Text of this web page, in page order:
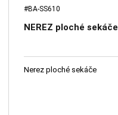
#BA-SS610
NEREZ ploché sekáče
Nerez ploché sekáče